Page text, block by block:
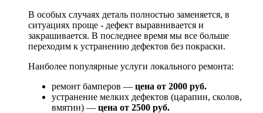
В особых случаях деталь полностью заменяется, в
ситуациях проще - дефект выравнивается и
закрашивается. В последнее время мы все больше
переходим к устранению дефектов без покраски.
Наиболее популярные услуги локального ремонта:
ремонт бамперов — цена от 2000 руб.
устранение мелких дефектов (царапин, сколов,
вмятин) — цена от 2500 руб.